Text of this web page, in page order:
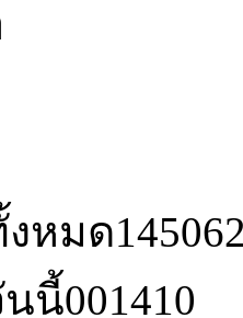
งหมด
นนี้001410